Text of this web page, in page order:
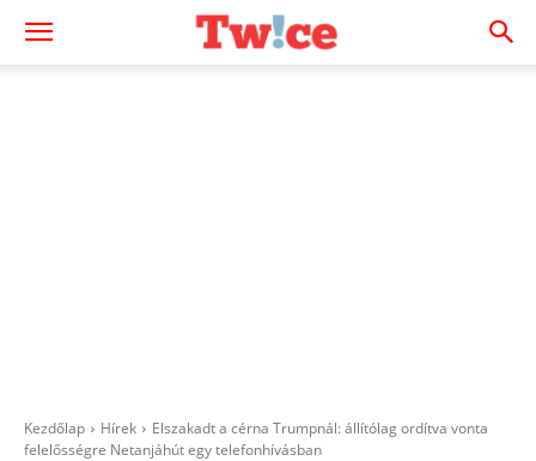
Kezdőlap Hírek
Elszakadt a cérna Trumpnál: állítólag ordítva vonta
felelősségre Netanjáhút egy telefonhívásban